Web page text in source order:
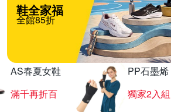
鞋全家福
全館85折
AS春夏女鞋
滿千再折百
PP石墨烯
獨家2入組